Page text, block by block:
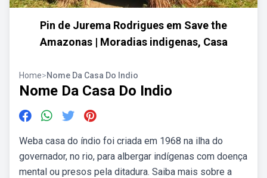
Pin de Jurema Rodrigues em Save the
Amazonas | Moradias indigenas, Casa
Home>Nome Da Casa Do Indio
Nome Da Casa Do Indio
Weba casa do índio foi criada em 1968 na ilha do
governador, no rio, para albergar indígenas com doença
mental ou presos pela ditadura. Saiba mais sobre a